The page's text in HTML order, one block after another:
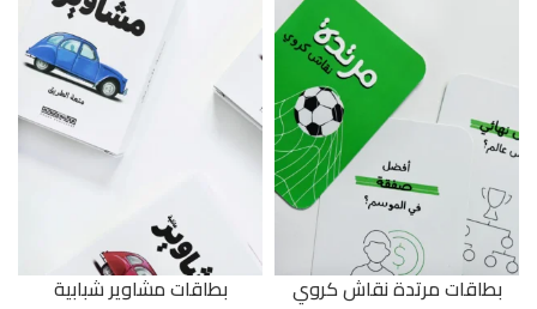
بطاقات مرتدة نقاش كروي
بطاقات مشاوير شبابية